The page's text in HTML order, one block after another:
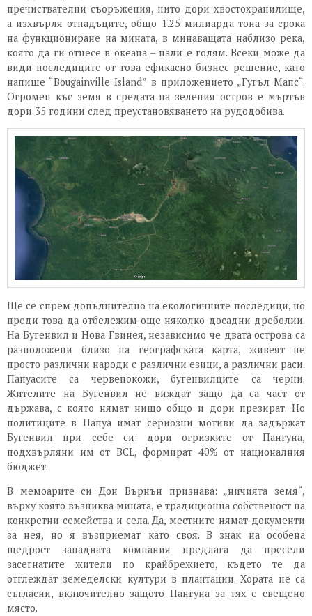
пречиствателни съоръжения, нито дори хвостохранилище,
а изхвърля отпадъците, общо 1.25 милиарда тона за срока
на функциониране на мината, в минаващата наблизо река,
която да ги отнесе в океана – нали е голям. Всеки може да
види последиците от това ефикасно бизнес решение, като
напише “Bougainville Island” в приложението „Гугъл Мапс“.
Огромен къс земя в средата на зеления остров е мъртъв
дори 35 години след преустановяването на рудодобива.
Ще се спрем допълнително на екологичните последици, но
преди това да отбележим още няколко досадни дреболии.
На Бугенвил и Нова Гвинея, независимо че двата острова са
разположени близо на географската карта, живеят не
просто различни народи с различни езици, а различни раси.
Папуасите са червенокожи, бугенвилците са черни.
Жителите на Бугенвил не виждат защо да са част от
държава, с която нямат нищо общо и дори презират. Но
политиците в Папуа имат сериозни мотиви да задържат
Бугенвил при себе си: дори огризките от Пангуна,
подхвърляни им от BCL, формират 40% от националния
бюджет.
В мемоарите си Дон Върнън признава: „ничията земя“,
върху която възниква мината, е традиционна собственост на
конкретни семейства и села. Да, местните нямат документи
за нея, но я възприемат като своя. В знак на особена
щедрост западната компания предлага да пресели
засегнатите жители по крайбрежието, където те да
отглеждат земеделски култури в плантации. Хората не са
съгласни, включително защото Пангуна за тях е свещено
място.